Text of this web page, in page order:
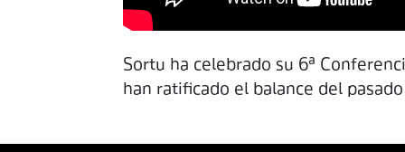
Sortu ha celebrado su 6ª
han ratificado el balance del